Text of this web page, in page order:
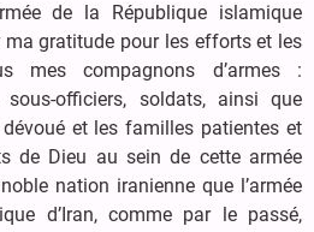
de la République islamique
ma gratitude pour les efforts et les
mes compagnons d’armes :
sous-officiers, soldats, ainsi que
dévoué et les familles patientes et
de Dieu au sein de cette armée
nation iranienne que l’armée
d’Iran, comme par le passé,